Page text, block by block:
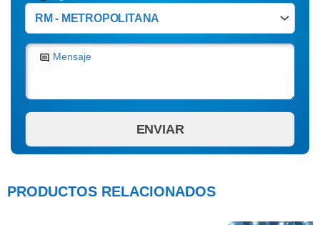
Mensaje
PRODUCTOS RELACIONADOS